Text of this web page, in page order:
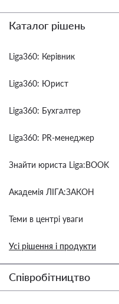
Каталог рішень
Liga360: Керівник
Liga360: Юрист
Liga360: Бухгалтер
Liga360: PR-менеджер
Знайти юриста Liga:BOOK
Академія ЛІГА:ЗАКОН
Теми в центрі уваги
Усі рішення і продукти
Співробітництво